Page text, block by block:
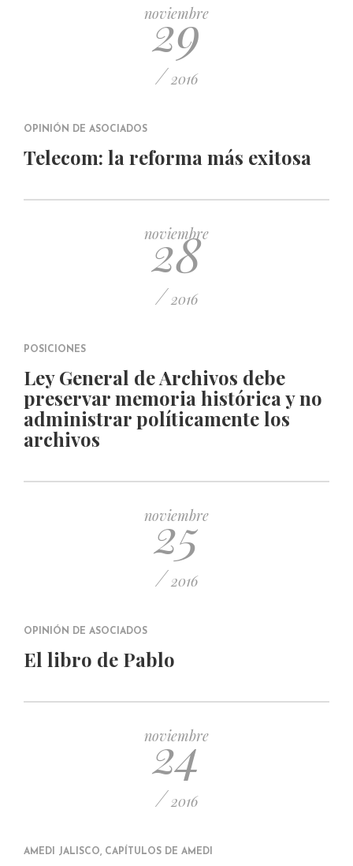
noviembre
29
/ 2016
OPINIÓN DE ASOCIADOS
Telecom: la reforma más exitosa
noviembre
28
/ 2016
POSICIONES
Ley General de Archivos debe
preservar memoria histórica y no
administrar políticamente los
archivos
noviembre
25
/ 2016
OPINIÓN DE ASOCIADOS
El libro de Pablo
noviembre
24
/ 2016
AMEDI JALISCO, CAPÍTULOS DE AMEDI